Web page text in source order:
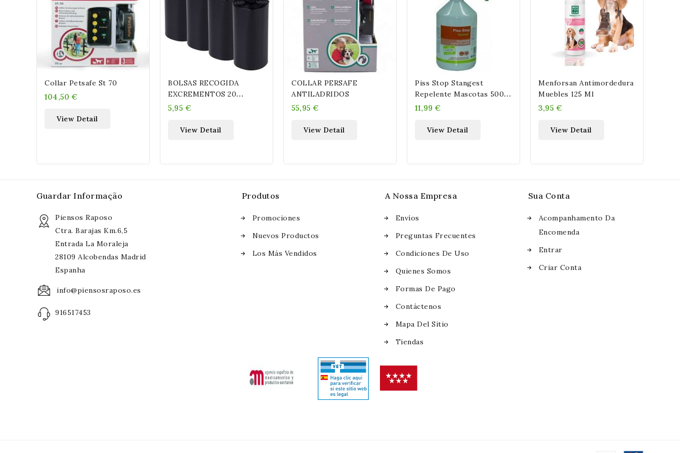
Collar Petsafe St 70
104,50 €
View Detail
BOLSAS RECOGIDA
EXCREMENTOS 20
ROLLOS 20 BOLSAS
5,95 €
View Detail
COLLAR PERSAFE
ANTILADRIDOS
55,95 €
View Detail
Piss Stop Stangest
Repelente Mascotas 500
Ml
11,99 €
View Detail
Menforsan Antimordedura
Muebles 125 Ml
3,95 €
View Detail
Guardar Informação
Piensos Raposo
Ctra. Barajas Km.6,5
Entrada La Moraleja
28109 Alcobendas Madrid
Espanha
info@piensosraposo.es
916517453
Produtos
Promociones
Nuevos Productos
Los Más Vendidos
A Nossa Empresa
Envíos
Preguntas Frecuentes
Condiciones De Uso
Quienes Somos
Formas De Pago
Contáctenos
Mapa Del Sitio
Tiendas
Sua Conta
Acompanhamento Da
Encomenda
Entrar
Criar Conta